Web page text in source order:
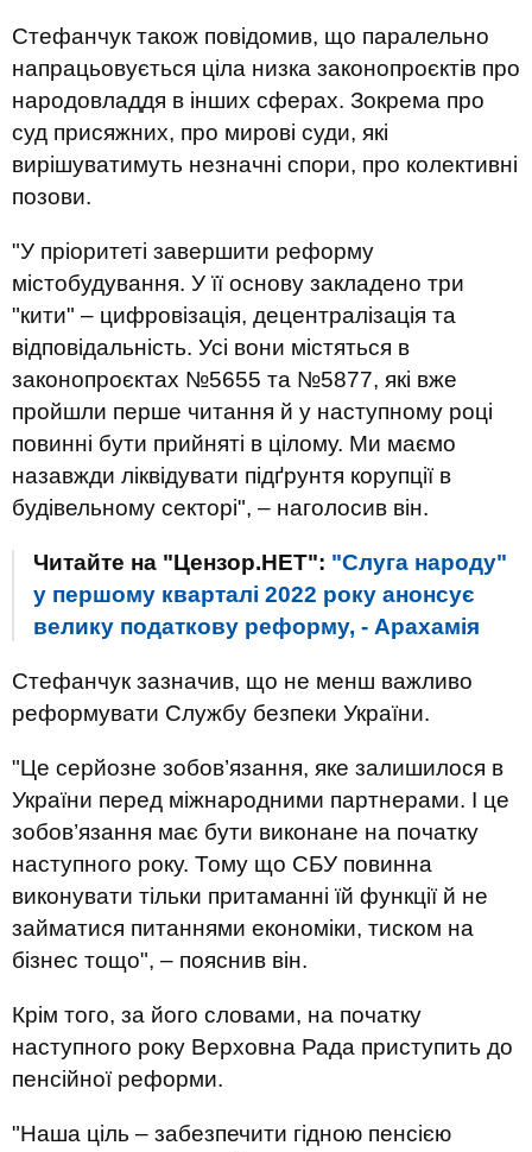
Стефанчук також повідомив, що паралельно
напрацьовується ціла низка законопроєктів про
народовладдя в інших сферах. Зокрема про
суд присяжних, про мирові суди, які
вирішуватимуть незначні спори, про колективні
позови.
"У пріоритеті завершити реформу
містобудування. У її основу закладено три
"кити" – цифровізація, децентралізація та
відповідальність. Усі вони містяться в
законопроєктах №5655 та №5877, які вже
пройшли перше читання й у наступному році
повинні бути прийняті в цілому. Ми маємо
назавжди ліквідувати підґрунтя корупції в
будівельному секторі", – наголосив він.
Читайте на "Цензор.НЕТ": "Слуга народу"
у першому кварталі 2022 року анонсує
велику податкову реформу, - Арахамія
Стефанчук зазначив, що не менш важливо
реформувати Службу безпеки України.
"Це серйозне зобов’язання, яке залишилося в
України перед міжнародними партнерами. І це
зобов’язання має бути виконане на початку
наступного року. Тому що СБУ повинна
виконувати тільки притаманні їй функції й не
займатися питаннями економіки, тиском на
бізнес тощо", – пояснив він.
Крім того, за його словами, на початку
наступного року Верховна Рада приступить до
пенсійної реформи.
"Наша ціль – забезпечити гідною пенсією